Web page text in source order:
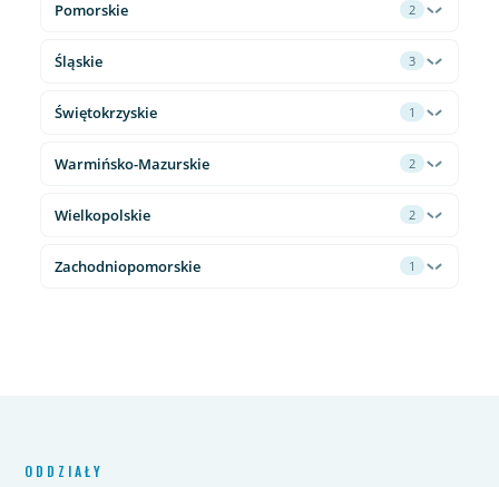
Pomorskie 2
Śląskie 3
Świętokrzyskie 1
Warmińsko-Mazurskie 2
Wielkopolskie 2
Zachodniopomorskie 1
ODDZIAŁY